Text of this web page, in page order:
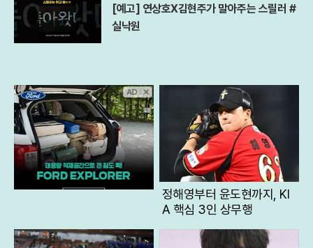
감도는 54.3%를 기록하며 조사가 시작된 2013년 이래 가장 높은 수치를
나타냈다. 2020년 10%대까지 추락했던 호감도가 2년 연속 50%대를 유
지하며 안정적인 상승 곡선을 그리고 있는 점은 주목할 만한 변화다.이러
시 전년 대비 10%포인트 이상 급등한 35.3%를 기록했다. 일본인들은 한
류 콘텐츠의 영향력과 더불어 셔틀 외교를 통한 이재명 대통령에 대한 인
상 호전 등 정치적 안정화가 한국에 대한 인식을 개선하는 데 기여했다고
응답했다.하지만 민간의 우호적인 분위기 속에서도 역사와 영토 문제는 여
전히 해결되지 않은 거대한 암초로 남아 있다. 일본에 대해 부정적인 인상
을 가진 한국인들은 그 이유로 역사 반성 미흡과 독도 문제를 압도적으로
많이 선택했다. 정부 차원의 영토 도발이 계속되는 한 민간의 호감도가 실
질적인 관계 개선으로 이어지기에는 한계가 있다는 지적이 나온다. 영토
주권을 부정하는 방위백서의 채택은 역대 최고치를 기록한 민간의 화해 무
드에 찬물을 끼얹는 행위로 남게 됐다.
[예고] 연상호X김현주가 말아주는 스릴러 #
실낙원
정해영부터 윤도현까지, KI
A 핵심 3인 상무행